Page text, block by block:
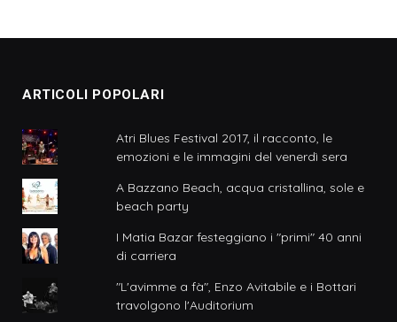
ARTICOLI POPOLARI
Atri Blues Festival 2017, il racconto, le
emozioni e le immagini del venerdì sera
A Bazzano Beach, acqua cristallina, sole e
beach party
I Matia Bazar festeggiano i "primi" 40 anni
di carriera
"L'avimme a fà", Enzo Avitabile e i Bottari
travolgono l'Auditorium